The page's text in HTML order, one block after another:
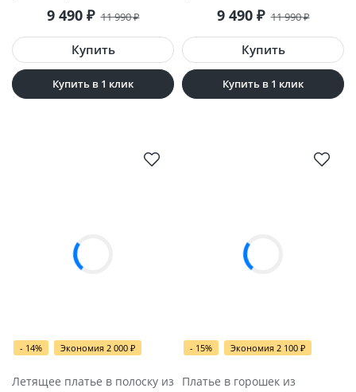
9 490 ₽ 11 990₽
Купить в 1 клик
9 490 ₽ 11 990₽
Купить в 1 клик
- 14% Экономия 2 000 ₽
Летящее платье в полоску из
- 15% Экономия 2 100 ₽
Платье в горошек из